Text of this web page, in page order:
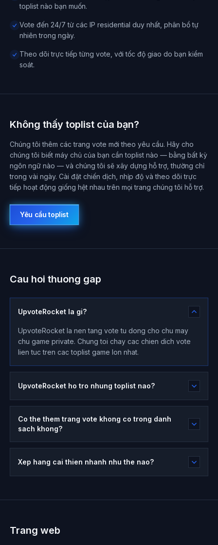
toplist nào bạn muốn.
Vote đến 24/7 từ các IP residential duy nhất, phân bổ tự
nhiên trong ngày.
Theo dõi trực tiếp từng vote, với tốc độ giao do bạn kiểm
soát.
Không thấy toplist của bạn?
Chúng tôi thêm các trang vote mới theo yêu cầu. Hãy cho
chúng tôi biết máy chủ của bạn cần toplist nào — bằng bất kỳ
ngôn ngữ nào — và chúng tôi sẽ xây dựng hỗ trợ, thường chỉ
trong vài ngày. Cài đặt chiến dịch, nhịp độ và theo dõi trực
tiếp hoạt động giống hệt nhau trên mọi trang chúng tôi hỗ trợ.
Yêu cầu toplist
Cau hoi thuong gap
UpvoteRocket la gi?
UpvoteRocket la nen tang vote tu dong cho chu may
chu game private. Chung toi chay cac chien dich vote
lien tuc tren cac toplist game lon nhat.
UpvoteRocket ho tro nhung toplist nao?
Co the them trang vote khong co trong danh
sach khong?
Xep hang cai thien nhanh nhu the nao?
Trang web